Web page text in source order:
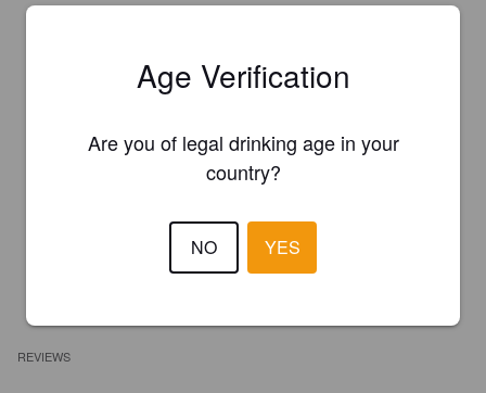
REVIEWS
Age Verification
Are you of legal drinking age in your
country?
NO YES